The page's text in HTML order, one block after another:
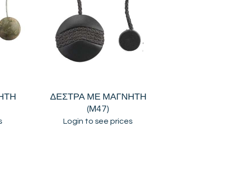
ΔΕΣΤΡΑ ΜΕ ΜΑΓΝΗΤΗ
(Μ47)
Login to see prices